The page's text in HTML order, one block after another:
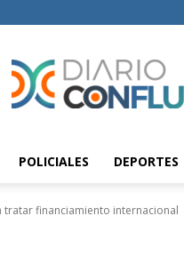
Diario
POLICIALES DEPORTES
tratar financiamiento internacional